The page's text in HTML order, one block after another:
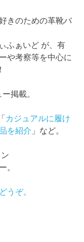
きのための革靴バ
ふぁいど が、有
や考察等を中心に
掲載。
カジュアルに履け
を紹介 」など。
。
うぞ。